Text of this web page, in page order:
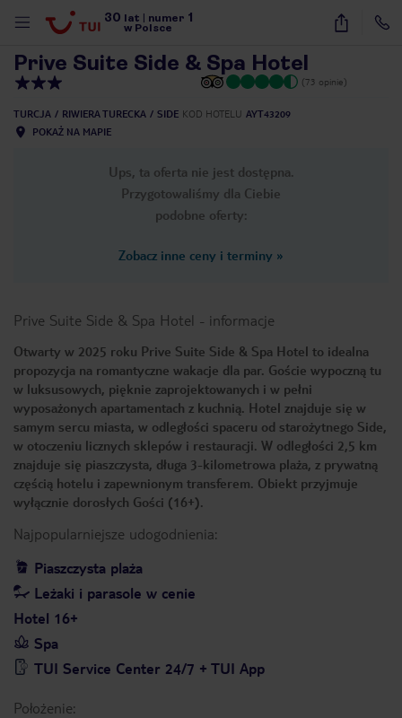
30 lat numer 1
w Polsce
18
Prive Suite Side & Spa Hotel
(73 opinie)
TURCJA RIWIERA TURECKA SIDE KOD HOTELU AYT43209
POKAŻ NA MAPIE
Ups, ta oferta nie jest dostępna.
Przygotowaliśmy dla Ciebie
podobne oferty:
Zobacz inne ceny i terminy »
Prive Suite Side & Spa Hotel - informacje
Otwarty w 2025 roku Prive Suite Side & Spa Hotel to idealna
propozycja na romantyczne wakacje dla par. Goście wypoczną tu
w luksusowych, pięknie zaprojektowanych i w pełni
wyposażonych apartamentach z kuchnią. Hotel znajduje się w
samym sercu miasta, w odległości spaceru od starożytnego Side,
w otoczeniu licznych sklepów i restauracji. W odległości 2,5 km
znajduje się piaszczysta, długa 3-kilometrowa plaża, z prywatną
częścią hotelu i zapewnionym transferem. Obiekt przyjmuje
wyłącznie dorosłych Gości (16+).
Najpopularniejsze udogodnienia:
Piaszczysta plaża
Leżaki i parasole w cenie
Hotel 16+
Spa
TUI Service Center 24/7 + TUI App
Położenie: